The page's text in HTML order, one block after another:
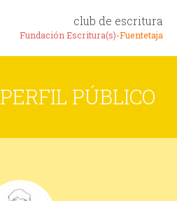
club de escritura
Fundación Escritura(s)-Fuentetaja
PERFIL PÚBLICO